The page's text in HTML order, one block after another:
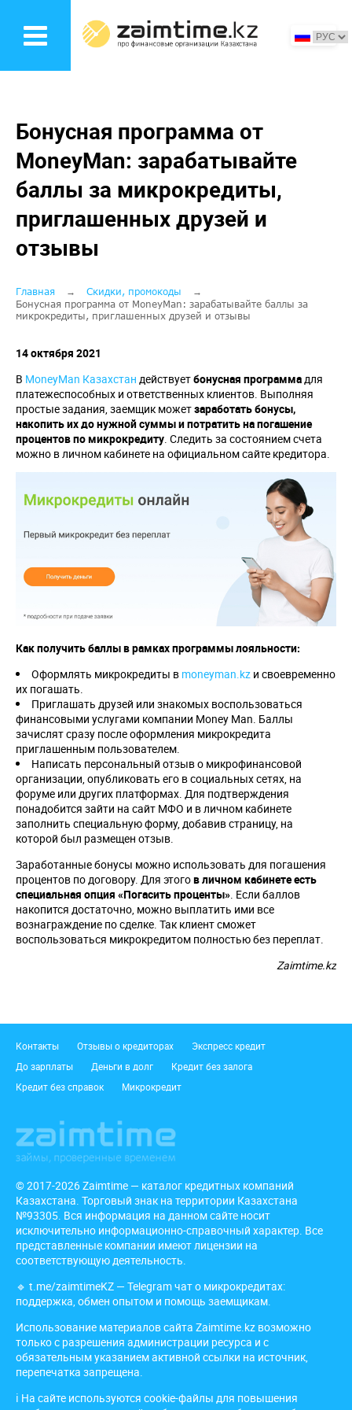
основному
Бонусная программа от
MoneyMan: зарабатывайте
баллы за микрокредиты,
приглашенных друзей и
отзывы
Строка
навигации
Главная
Скидки, промокоды
Бонусная программа от MoneyMan: зарабатывайте баллы за
микрокредиты, приглашенных друзей и отзывы
14 октября 2021
В MoneyMan Казахстан действуетбонусная программадля
платежеспособных и ответственных клиентов. Выполняя
простые задания, заемщик можетзаработать бонусы,
накопить их до нужной суммы и потратить на погашение
процентов по микрокредиту. Следить за состоянием счета
можно в личном кабинете на официальном сайте кредитора.
Как получить баллы в рамках программы лояльности:
Оформлять микрокредиты в moneyman.kz и своевременно
их погашать.
Приглашать друзей или знакомых воспользоваться
финансовыми услугами компании Money Man. Баллы
зачислят сразу после оформления микрокредита
приглашенным пользователем.
Написать персональный отзыв о микрофинансовой
организации, опубликовать его в социальных сетях, на
форуме или других платформах. Для подтверждения
понадобится зайти на сайт МФО и в личном кабинете
заполнить специальную форму, добавив страницу, на
которой был размещен отзыв.
Заработанные бонусы можно использовать для погашения
процентов по договору. Для этогов личном кабинете есть
специальная опция «Погасить проценты». Если баллов
накопится достаточно, можно выплатить ими все
вознаграждение по сделке. Так клиент сможет
воспользоваться микрокредитом полностью без переплат.
Zaimtime.kz
Подвал
Контакты Отзывы о кредиторах
Экспресс кредит
До зарплаты
Деньги в долг
Кредит без залога
Кредит без справок
Микрокредит
© 2017-2026 Zaimtime — каталог кредитных компаний
Казахстана. Торговый знак на территории Казахстана
№93305. Вся информация на данном сайте носит
исключительно информационно-справочный характер. Все
представленные компании имеют лицензии на
соответствующую деятельность.
🔹 t.me/zaimtimeKZ — Telegram чат о микрокредитах:
поддержка, обмен опытом и помощь заемщикам.
Использование материалов сайта Zaimtime.kz возможно
только с разрешения администрации ресурса и с
обязательным указанием активной ссылки на источник,
перепечатка запрещена.
ℹ️ На сайте используются cookie-файлы для повышения